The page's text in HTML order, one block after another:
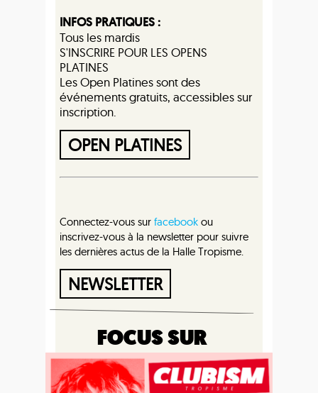
INFOS PRATIQUES :
Tous les mardis
S'INSCRIRE POUR LES OPENS
PLATINES
Les Open Platines sont des
événements gratuits, accessibles sur
inscription.
OPEN PLATINES
Connectez-vous sur facebook ou
inscrivez-vous à la newsletter pour suivre
les dernières actus de la Halle Tropisme.
NEWSLETTER
FOCUS SUR